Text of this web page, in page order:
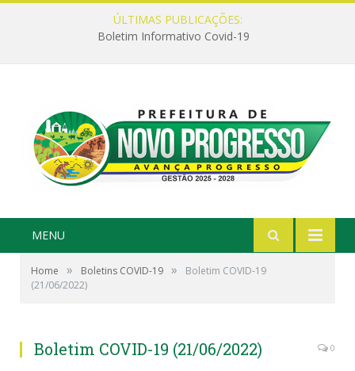
ÚLTIMAS PUBLICAÇÕES:
Boletim Informativo Covid-19
MENU
Home » Boletins COVID-19 »
Boletim COVID-19
(21/06/2022)
Boletim COVID-19 (21/06/2022) 0